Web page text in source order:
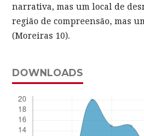
narrativa, mas um local de
região de compreensão, mas
(Moreiras 10).
DOWNLOADS